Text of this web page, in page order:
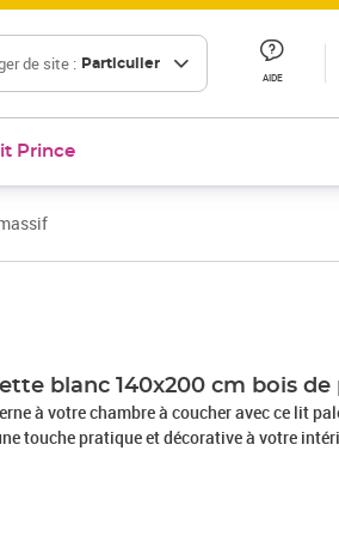
de site : Particulier
AIDE
Prince
blanc 140x200 cm bois de
à votre chambre à coucher avec ce lit
touche pratique et décorative à votre
est un matériau naturel magnifique. Le
: le cadre en bois assure robustesse et